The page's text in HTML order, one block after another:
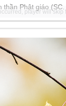
thần Phật giáo
player will skip